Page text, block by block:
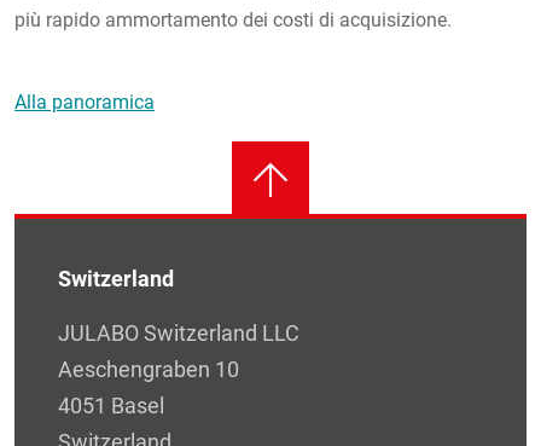
più rapido ammortamento dei costi di acquisizione.
Alla panoramica
Switzerland
JULABO Switzerland LLC
Aeschengraben 10
4051 Basel